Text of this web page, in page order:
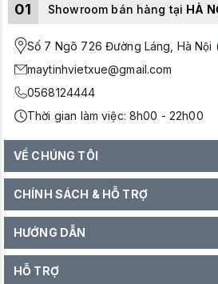
01 Showroom bán hàng tại HÀ
Số 7 Ngõ 726 Đường Láng, Hà Nội
maytinhvietxue@gmail.com
0568124444
Thời gian làm việc: 8h00 - 22h00
VỀ CHÚNG TÔI
CHÍNH SÁCH & HỖ TRỢ
HƯỚNG DẪN
HỖ TRỢ